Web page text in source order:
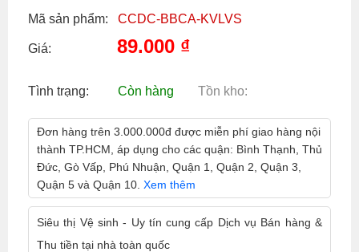
Mã sản phẩm: CCDC-BBCA-KVLVS
Giá: 89.000 ₫
Tình trạng: Còn hàng Tồn kho:
Đơn hàng trên 3.000.000đ được miễn phí giao hàng nội
thành TP.HCM, áp dụng cho các quận: Bình Thạnh, Thủ
Đức, Gò Vấp, Phú Nhuận, Quận 1, Quận 2, Quận 3,
Quận 5 và Quận 10. Xem thêm
Siêu thị Vệ sinh - Uy tín cung cấp Dịch vụ Bán hàng &
Thu tiền tại nhà toàn quốc